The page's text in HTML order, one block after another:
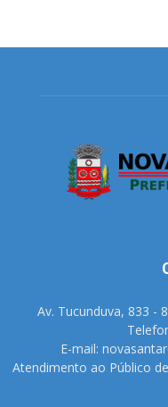
Av. Tucunduva, 833 -
E-mail:
Atendimento ao Público